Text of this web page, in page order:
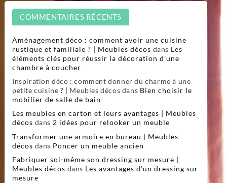
COMMENTAIRES RÉCENTS
Aménagement déco : comment avoir une cuisine
rustique et familiale ? | Meubles décos dans Les
éléments clés pour réussir la décoration d’une
chambre à coucher
Inspiration déco : comment donner du charme à une
petite cuisine ? | Meubles décos dans Bien choisir le
mobilier de salle de bain
Les meubles en carton et leurs avantages | Meubles
décos dans 2 idées pour relooker un meuble
Transformer une armoire en bureau | Meubles
décos dans Poncer un meuble ancien
Fabriquer soi-même son dressing sur mesure |
Meubles décos dans Les avantages d’un dressing sur
mesure